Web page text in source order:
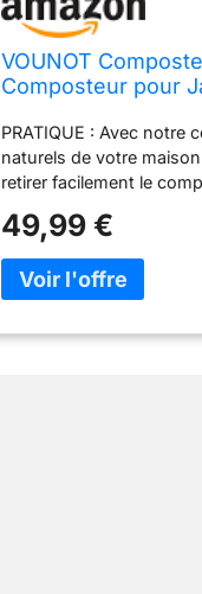
VOUNOT
Composteur pour
PRATIQUE : Avec notre
naturels de votre
retirer facilement le
verte, ce qui permet ce
l’intérieur. De plus, des
l'air de pénétrer, ce qui
déchets biologiques.
seulement 3 minutes.
49,99 €